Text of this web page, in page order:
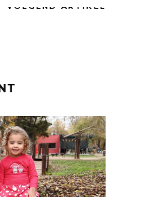
VOLGEND ARTIKEL